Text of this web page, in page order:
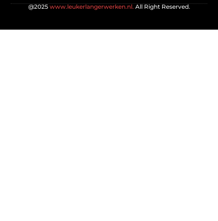
@2025 www.leukerlangerwerken.nl. All Right Reserved.